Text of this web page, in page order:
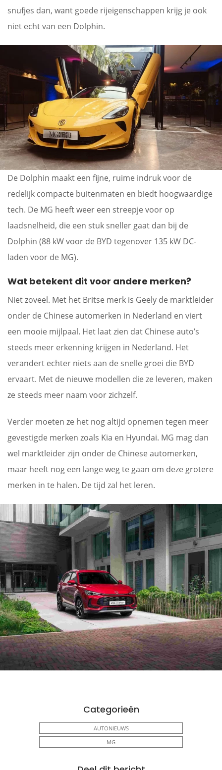
snufjes dan, want goede rijeigenschappen krijg je ook
niet echt van een Dolphin.
De Dolphin maakt een fijne, ruime indruk voor de
redelijk compacte buitenmaten en biedt hoogwaardige
tech. De MG heeft weer een streepje voor op
laadsnelheid, die een stuk sneller gaat dan bij de
Dolphin (88 kW voor de BYD tegenover 135 kW DC-
laden voor de MG).
Wat betekent dit voor andere merken?
Niet zoveel. Met het Britse merk is Geely de marktleider
onder de Chinese automerken in Nederland en viert
een mooie mijlpaal. Het laat zien dat Chinese auto’s
steeds meer erkenning krijgen in Nederland. Het
verandert echter niets aan de snelle groei die BYD
ervaart. Met de nieuwe modellen die ze leveren, maken
ze steeds meer naam voor zichzelf.
Verder moeten ze het nog altijd opnemen tegen meer
gevestigde merken zoals Kia en Hyundai. MG mag dan
wel marktleider zijn onder de Chinese automerken,
maar heeft nog een lange weg te gaan om deze grotere
merken in te halen. De tijd zal het leren.
Categorieën
AUTONIEUWS
MG